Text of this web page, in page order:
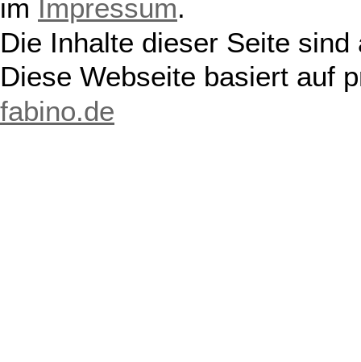
im Impressum.
Die Inhalte dieser Seite
Diese Webseite basiert auf
fabino.de